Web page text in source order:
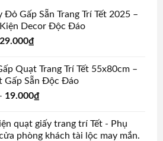
Đỏ Gấp Sẵn Trang Trí Tết 2025 –
Kiện Decor Độc Đáo
29.000₫
Quạt Trang Trí Tết 55x80cm –
Gấp Sẵn Độc Đáo
19.000₫
quạt giấy trang trí Tết - Phụ
phòng khách tài lộc may mắn.